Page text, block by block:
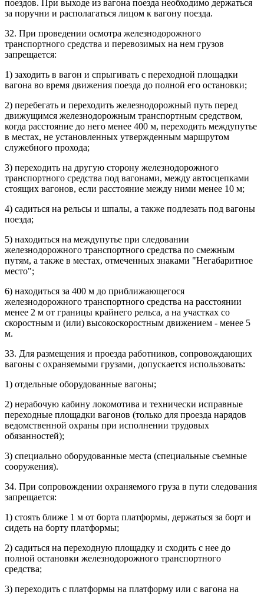
поездов. При выходе из вагона поезда необходимо держаться
за поручни и располагаться лицом к вагону поезда.
32. При проведении осмотра железнодорожного
транспортного средства и перевозимых на нем грузов
запрещается:
1) заходить в вагон и спрыгивать с переходной площадки
вагона во время движения поезда до полной его остановки;
2) перебегать и переходить железнодорожный путь перед
движущимся железнодорожным транспортным средством,
когда расстояние до него менее 400 м, переходить междупутье
в местах, не установленных утвержденным маршрутом
служебного прохода;
3) переходить на другую сторону железнодорожного
транспортного средства под вагонами, между автосцепками
стоящих вагонов, если расстояние между ними менее 10 м;
4) садиться на рельсы и шпалы, а также подлезать под вагоны
поезда;
5) находиться на междупутье при следовании
железнодорожного транспортного средства по смежным
путям, а также в местах, отмеченных знаками "Негабаритное
место";
6) находиться за 400 м до приближающегося
железнодорожного транспортного средства на расстоянии
менее 2 м от границы крайнего рельса, а на участках со
скоростным и (или) высокоскоростным движением - менее 5
м.
33. Для размещения и проезда работников, сопровождающих
вагоны с охраняемыми грузами, допускается использовать:
1) отдельные оборудованные вагоны;
2) нерабочую кабину локомотива и технически исправные
переходные площадки вагонов (только для проезда нарядов
ведомственной охраны при исполнении трудовых
обязанностей);
3) специально оборудованные места (специальные съемные
сооружения).
34. При сопровождении охраняемого груза в пути следования
запрещается:
1) стоять ближе 1 м от борта платформы, держаться за борт и
сидеть на борту платформы;
2) садиться на переходную площадку и сходить с нее до
полной остановки железнодорожного транспортного
средства;
3) переходить с платформы на платформу или с вагона на